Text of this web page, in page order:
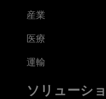
産業
医療
運輸
ソリューシ